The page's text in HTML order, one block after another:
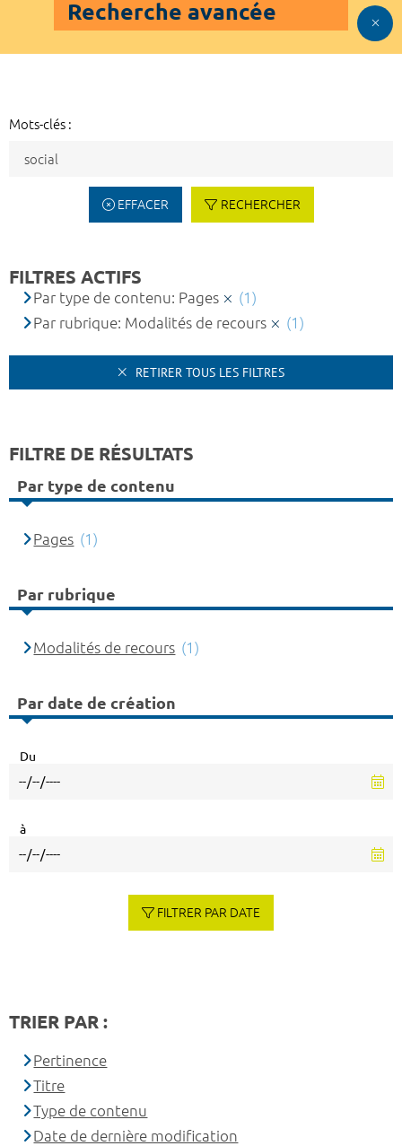
Recherche avancée
Mots-clés :
EFFACER RECHERCHER
FILTRES ACTIFS
Par type de contenu: Pages
(1)
Par rubrique: Modalités de recours
(1)
RETIRER TOUS LES FILTRES
FILTRE DE RÉSULTATS
Par type de contenu
Pages (1)
Par rubrique
Modalités de recours (1)
Par date de création
Du
à
FILTRER PAR DATE
TRIER PAR :
Pertinence
Titre
Type de contenu
Date de dernière modification